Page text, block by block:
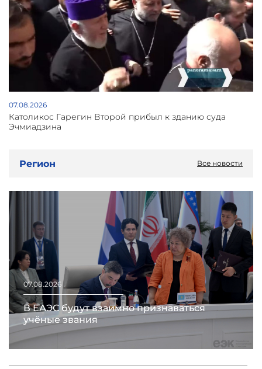
07.08.2026
Католикос Гарегин Второй прибыл к зданию суда
Эчмиадзина
Регион Все новости
07.08.2026
В ЕАЭС будут взаимно признаваться
учёные звания